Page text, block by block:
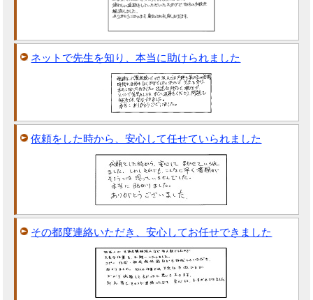
ネットで先生を知り、本当に助けられました
依頼をした時から、安心して任せていられました
その都度連絡いただき、安心してお任せできました